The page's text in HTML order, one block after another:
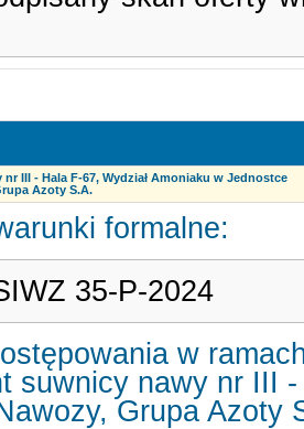
III - Hala F-67, Wydział Amoniaku w Jednostce
Azoty S.A.
formalne:
35-P-2024
w
suwnicy nawy nr III
Grupa Azoty